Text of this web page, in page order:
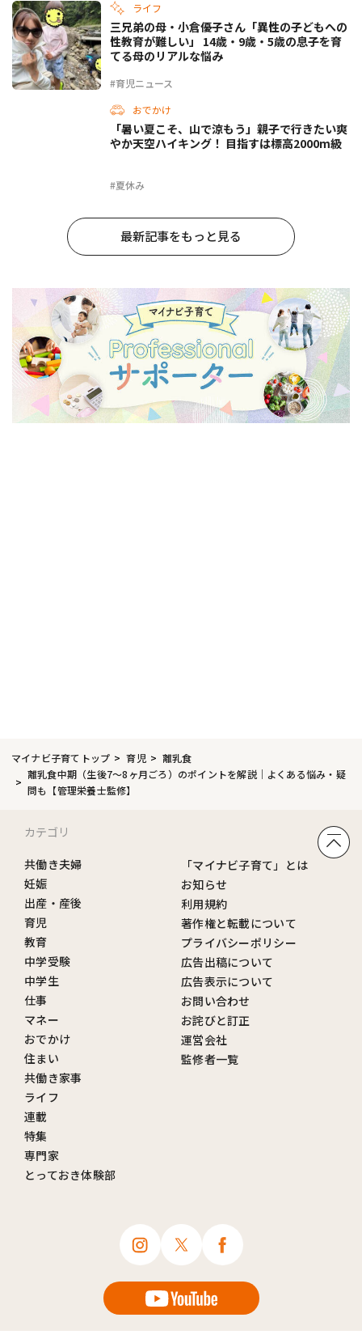
ライフ
#育児ニュース
三兄弟の母・小倉優子さん「異性の子どもへの
性教育が難しい」 14歳・9歳・5歳の息子を育
てる母のリアルな悩み
おでかけ
#夏休み
「暑い夏こそ、山で涼もう」親子で行きたい爽
やか天空ハイキング！ 目指すは標高2000m級
最新記事をもっと見る
マイナビ子育てトップ 育児
離乳食
離乳食中期（生後7～8ヶ月ごろ）のポイントを解説｜よくある悩み・疑
問も【管理栄養士監修】
カテゴリ
共働き夫婦
妊娠
出産・産後
育児
教育
中学受験
中学生
仕事
マネー
おでかけ
住まい
共働き家事
ライフ
連載
特集
専門家
とっておき体験部
「マイナビ子育て」とは
お知らせ
利用規約
著作権と転載について
プライバシーポリシー
広告出稿について
広告表示について
お問い合わせ
お詫びと訂正
運営会社
監修者一覧